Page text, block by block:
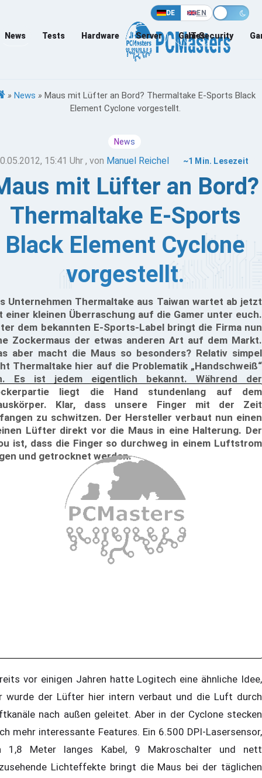
DE EN
News Tests Hardware Server Games
IT-Security
» News » Maus mit Lüfter an Bord? Thermaltake E-Sports Black
Element Cyclone vorgestellt.
News
15:41 Uhr , von Manuel Reichel ~1 Min. Lesezeit
mit Lüfter an Bord?
Thermaltake E-Sports
Black Element Cyclone
vorgestellt.
Unternehmen Thermaltake aus Taiwan wartet ab jetzt
einer kleinen Überraschung auf die Gamer unter euch.
dem bekannten E-Sports-Label bringt die Firma nun
Zockermaus der etwas anderen Art auf dem Markt.
aber macht die Maus so besonders? Relativ simpel
Thermaltake hier auf die Problematik „Handschweiß“
Es ist jedem eigentlich bekannt. Während der
liegt die Hand stundenlang auf dem
Klar, dass unsere Finger mit der Zeit
zu schwitzen. Der Hersteller verbaut nun einen
Lüfter direkt vor die Maus in eine Halterung. Der
ist, dass die Finger so durchweg in einem Luftstrom
und getrocknet werden.
vor einigen Jahren hatte Logitech eine ähnliche Idee,
wurde der Lüfter hier intern verbaut und die Luft durch
nach außen geleitet. Aber in der Cyclone stecken
mehr interessante Features. Ein 6.500 DPI-Lasersensor,
1,8 Meter langes Kabel, 9 Makroschalter und nett
Lichteffekte bringt die Maus bei der täglichen